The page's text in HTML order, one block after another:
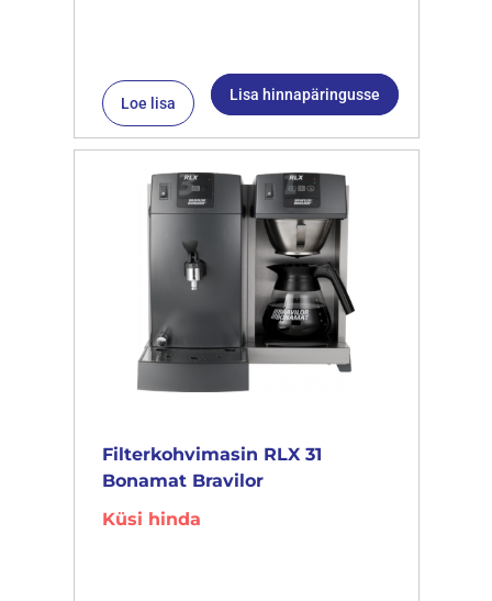
Loe lisa Lisa hinnapäringusse
Filterkohvimasin RLX 31
Bonamat Bravilor
Küsi hinda